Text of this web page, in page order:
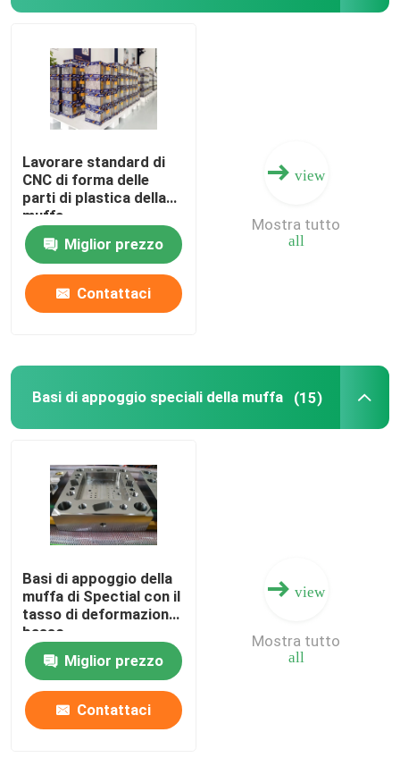
Parti dello stampaggio ad iniezione
Parti di plastica della muffa
Basi di appoggio speciali della muffa
Acciaio della base di muffa
Materiale di base della muffa
Lavorare standard di
CNC di forma delle
parti di plastica della
muffa
Miglior prezzo
Contattaci
view
all
Mostra tutto
Basi di appoggio speciali della muffa (15)
Basi di appoggio della
muffa di Spectial con il
tasso di deformazione
basso
Miglior prezzo
Contattaci
view
all
Mostra tutto